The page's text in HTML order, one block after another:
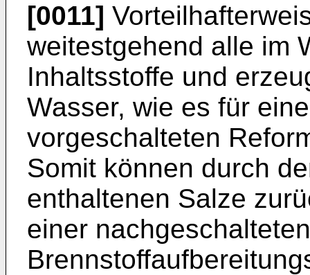
[0011]
weitestgehend alle im
Inhaltsstoffe und
Wasser, wie es für
vorgeschalteten
Somit können durch
enthaltenen Salze
einer nachgeschalteten